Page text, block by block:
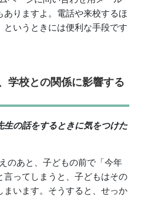
りますよ。電話や来校するほ
というときには便利な手段です
学校との関係に影響する
の話をするときに気をつけた
のあと、子どもの前で「今年
ってしまうと、子どもはその
います。そうすると、せっか